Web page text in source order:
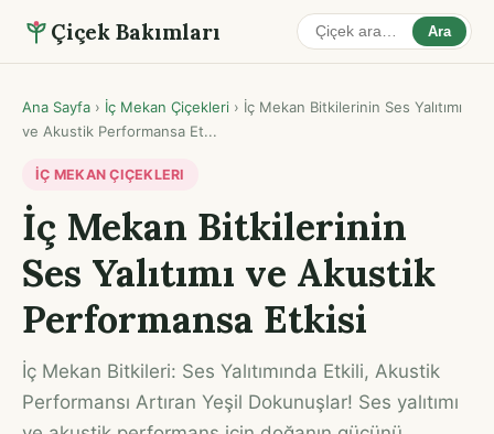
Çiçek Bakımları Ara
Ana Sayfa › İç Mekan Çiçekleri › İç Mekan Bitkilerinin Ses Yalıtımı
ve Akustik Performansa Et...
İÇ MEKAN ÇIÇEKLERI
İç Mekan Bitkilerinin
Ses Yalıtımı ve Akustik
Performansa Etkisi
İç Mekan Bitkileri: Ses Yalıtımında Etkili, Akustik
Performansı Artıran Yeşil Dokunuşlar! Ses yalıtımı